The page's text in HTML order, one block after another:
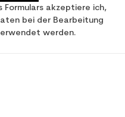
Formulars akzeptiere ich,
bei der Bearbeitung
werden.